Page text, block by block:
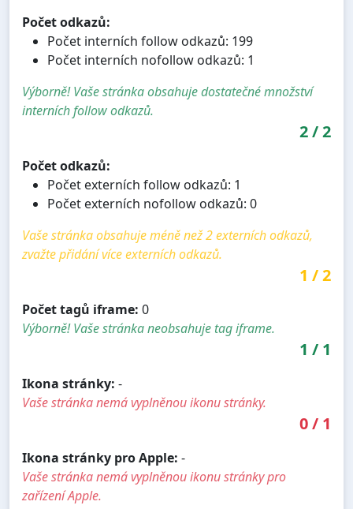
Počet odkazů:
Počet interních follow odkazů: 199
Počet interních nofollow odkazů: 1
Výborně! Vaše stránka obsahuje dostatečné množství
interních follow odkazů.
2/2
Počet odkazů:
Počet externích follow odkazů: 1
Počet externích nofollow odkazů: 0
Vaše stránka obsahuje méně než 2 externích odkazů,
zvažte přidání více externích odkazů.
1 /2
Počet tagů iframe: 0
Výborně! Vaše stránka neobsahuje tag iframe.
1 / 1
Ikona stránky: -
Vaše stránka nemá vyplněnou ikonu stránky.
0/ 1
Ikona stránky pro Apple: -
Vaše stránka nemá vyplněnou ikonu stránky pro
zařízení Apple.